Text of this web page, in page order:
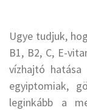
Ugye tudjuk,
B1, B2, C, E-
vízhajtó
egyiptomiak,
leginkább a